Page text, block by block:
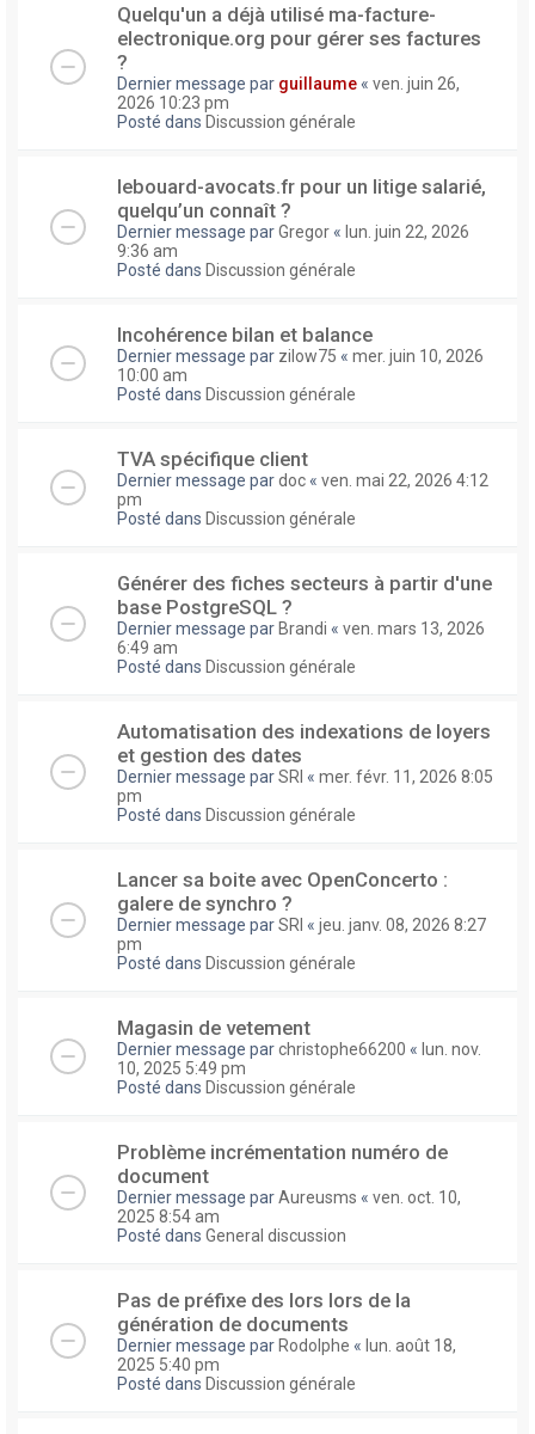
Quelqu'un a déjà utilisé ma-facture-
electronique.org pour gérer ses factures
?
Dernier message par guillaume « ven. juin 26,
2026 10:23 pm
Posté dans Discussion générale
lebouard-avocats.fr pour un litige salarié,
quelqu’un connaît ?
Dernier message parGregor « lun. juin 22, 2026
9:36 am
Posté dans Discussion générale
Incohérence bilan et balance
Dernier message par zilow75 « mer. juin 10, 2026
10:00 am
Posté dans Discussion générale
TVA spécifique client
Dernier message pardoc « ven. mai 22, 2026 4:12
pm
Posté dans Discussion générale
Générer des fiches secteurs à partir d'une
base PostgreSQL ?
Dernier message par Brandi « ven. mars 13, 2026
6:49 am
Posté dans Discussion générale
Automatisation des indexations de loyers
et gestion des dates
Dernier message parSRI « mer. févr. 11, 2026 8:05
pm
Posté dans Discussion générale
Lancer sa boite avec OpenConcerto :
galere de synchro ?
Dernier message parSRI « jeu. janv. 08, 2026 8:27
pm
Posté dans Discussion générale
Magasin de vetement
Dernier message parchristophe66200 « lun. nov.
10, 2025 5:49 pm
Posté dans Discussion générale
Problème incrémentation numéro de
document
Dernier message parAureusms « ven. oct. 10,
2025 8:54 am
Posté dans General discussion
Pas de préfixe des lors lors de la
génération de documents
Dernier message par Rodolphe « lun. août 18,
2025 5:40 pm
Posté dans Discussion générale